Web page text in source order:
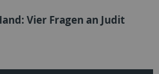
Vier Fragen an Judit